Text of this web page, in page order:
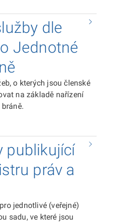
dle
Jednotné
o kterých jsou členské
na základě nařízení
publikující
práv a
jednotlivé (veřejné)
sadu, ve které jsou